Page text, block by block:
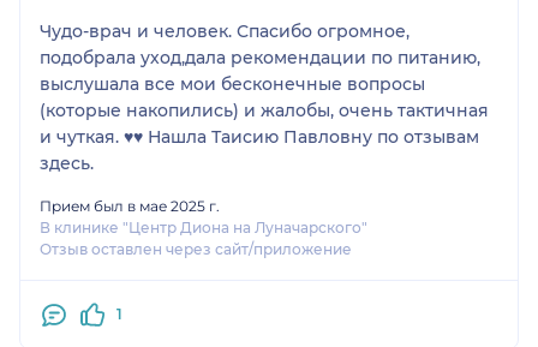
Чудо-врач и человек. Спасибо огромное,
подобрала уход,дала рекомендации по питанию,
выслушала все мои бесконечные вопросы
(которые накопились) и жалобы, очень тактичная
и чуткая. ♥️♥️ Нашла Таисию Павловну по отзывам
здесь.
Прием был в мае 2025 г.
В клинике "Центр Диона на Луначарского"
Отзыв оставлен через сайт/приложение
1